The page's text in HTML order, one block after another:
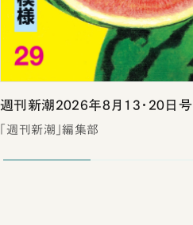
週刊新潮2026年8月13・20日号
「週刊新潮」編集部